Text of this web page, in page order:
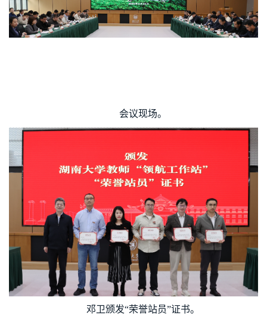
会议现场。
邓卫颁发“荣誉站员”证书。